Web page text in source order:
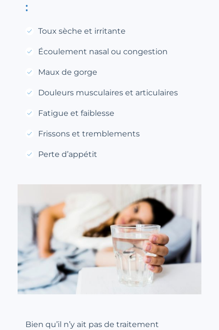
:
Toux sèche et irritante
Écoulement nasal ou congestion
Maux de gorge
Douleurs musculaires et articulaires
Fatigue et faiblesse
Frissons et tremblements
Perte d’appétit
Bien qu’il n’y ait pas de traitement